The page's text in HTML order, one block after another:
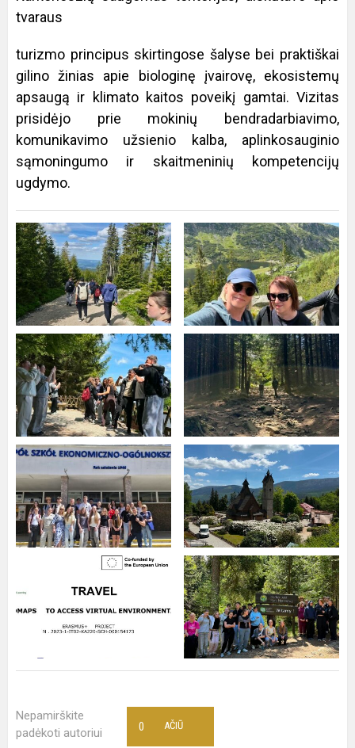
tvaraus
turizmo principus skirtingose šalyse bei praktiškai
gilino žinias apie biologinę įvairovę, ekosistemų
apsaugą ir klimato kaitos poveikį gamtai. Vizitas
prisidėjo prie mokinių bendradarbiavimo,
komunikavimo užsienio kalba, aplinkosauginio
sąmoningumo ir skaitmeninių kompetencijų
ugdymo.
Nepamirškite
padėkoti autoriui
AČIŪ
0